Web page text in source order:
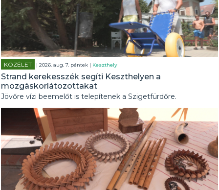
KÖZÉLET | 2026. aug. 7. péntek | Keszthely
Strand kerekesszék segíti Keszthelyen a
mozgáskorlátozottakat
Jövőre vízi beemelőt is telepítenek a Szigetfürdőre.